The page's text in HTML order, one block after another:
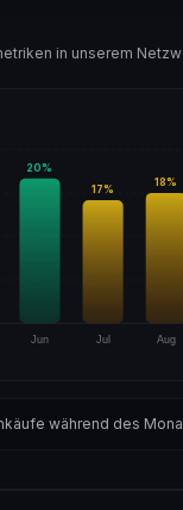
in unserem
Jun
20%
Jul
17%
Aug
18%
während des